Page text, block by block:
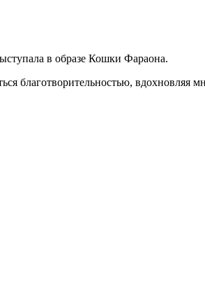
в образе Кошки Фараона.
благотворительностью, вдохновляя